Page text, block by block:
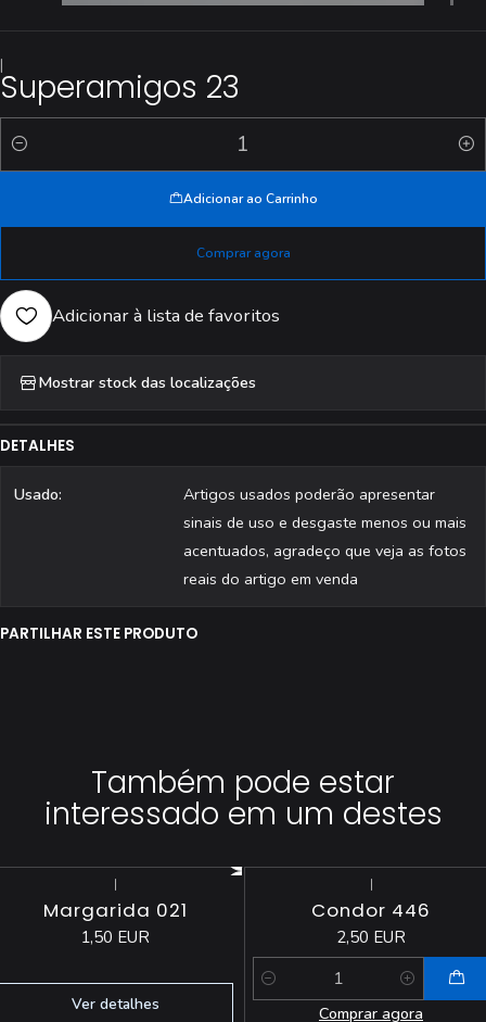
|
Superamigos 23
Quantidade
Adicionar ao Carrinho
Comprar agora
Adicionar à lista de favoritos
Mostrar stock das localizações
DETALHES
Usado:
Artigos usados poderão apresentar
sinais de uso e desgaste menos ou mais
acentuados, agradeço que veja as fotos
reais do artigo em venda
PARTILHAR ESTE PRODUTO
Também pode estar
interessado em um destes
|
Margarida 021
1,50 EUR
Ver detalhes
|
Condor 446
2,50 EUR
Quantidade
Comprar agora